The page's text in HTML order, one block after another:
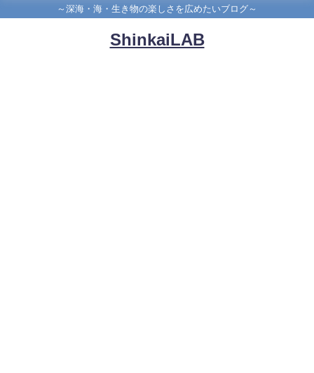
～深海・海・生き物の楽しさを広めたいブログ～
ShinkaiLAB